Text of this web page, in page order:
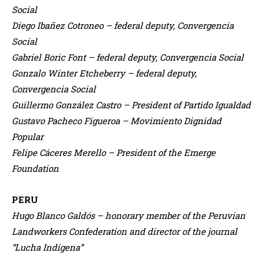
Social
Diego Ibañez Cotroneo – federal deputy, Convergencia
Social
Gabriel Boric Font – federal deputy, Convergencia Social
Gonzalo Winter Etcheberry – federal deputy,
Convergencia Social
Guillermo González Castro – President of Partido Igualdad
Gustavo Pacheco Figueroa – Movimiento Dignidad
Popular
Felipe Cáceres Merello – President of the Emerge
Foundation
PERU
Hugo Blanco Galdós – honorary member of the Peruvian
Landworkers Confederation and director of the journal
“Lucha Indígena”